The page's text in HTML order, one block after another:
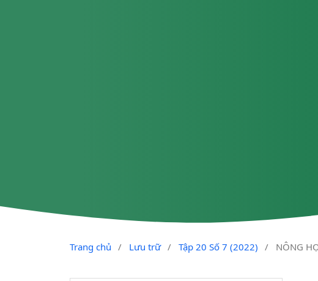
Trang chủ / Lưu trữ / Tập 20 Số 7 (2022) / NÔNG